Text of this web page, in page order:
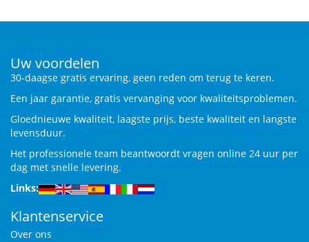
Uw voordelen
30-daagse gratis ervaring, geen reden om terug te keren.
Een jaar garantie, gratis vervanging voor kwaliteitsproblemen.
Gloednieuwe kwaliteit, laagste prijs, beste kwaliteit en langste
levensduur.
Het professionele team beantwoordt vragen online 24 uur per
dag met snelle levering.
Links:
Klantenservice
Over ons